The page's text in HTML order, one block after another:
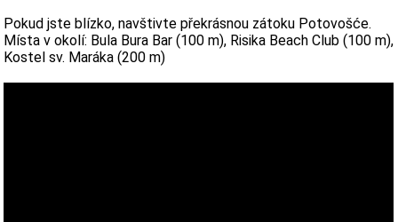
Pokud jste blízko, navštivte překrásnou zátoku Potovošće.
Místa v okolí: Bula Bura Bar (100 m), Risika Beach Club (100 m),
Kostel sv. Maráka (200 m)